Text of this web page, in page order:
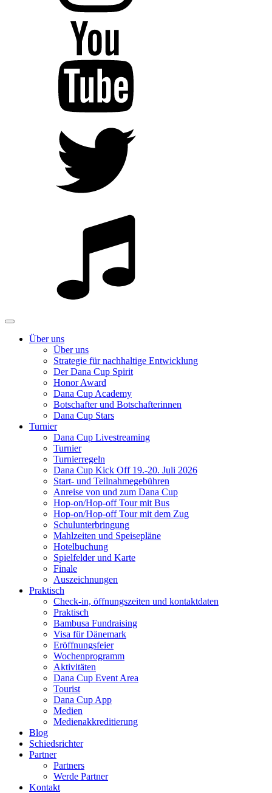
Über uns
Über uns
Strategie für nachhaltige Entwicklung
Der Dana Cup Spirit
Honor Award
Dana Cup Academy
Botschafter und Botschafterinnen
Dana Cup Stars
Turnier
Dana Cup Livestreaming
Turnier
Turnierregeln
Dana Cup Kick Off 19.-20. Juli 2026
Start- und Teilnahmegebühren
Anreise von und zum Dana Cup
Hop-on/Hop-off Tour mit Bus
Hop-on/Hop-off Tour mit dem Zug
Schulunterbringung
Mahlzeiten und Speisepläne
Hotelbuchung
Spielfelder und Karte
Finale
Auszeichnungen
Praktisch
Check-in, öffnungszeiten und kontaktdaten
Praktisch
Bambusa Fundraising
Visa für Dänemark
Eröffnungsfeier
Wochenprogramm
Aktivitäten
Dana Cup Event Area
Tourist
Dana Cup App
Medien
Medienakkreditierung
Blog
Schiedsrichter
Partner
Partners
Werde Partner
Kontakt